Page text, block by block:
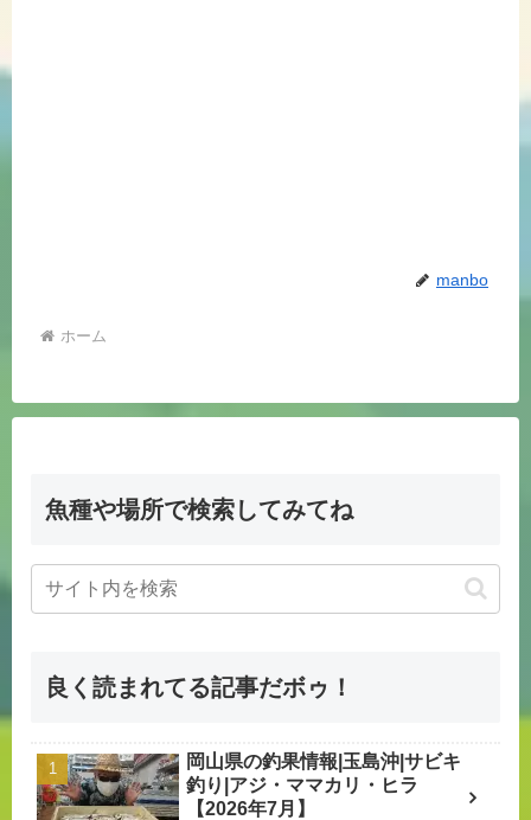
manbo
ホーム
魚種や場所で検索してみてね
良く読まれてる記事だボゥ！
岡山県の釣果情報|玉島沖|サビキ
釣り|アジ・ママカリ・ヒラ
【2026年7月】